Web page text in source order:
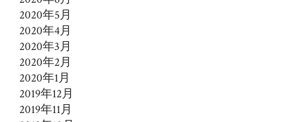
2020年5月
2020年4月
2020年3月
2020年2月
2020年1月
2019年12月
2019年11月